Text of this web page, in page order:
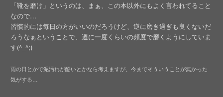
「靴を磨け」というのは、まぁ、この本以外にもよく言われてること
なので…
習慣的には毎日の方がいいのだろうけど、逆に磨き過ぎも良くないだ
ろうなぁということで、週に一度くらいの頻度で磨くようにしていま
す(^_^;)
雨の日とかで泥汚れが酷いとかなら考えますが、今までそういうことが無かった
気がする…